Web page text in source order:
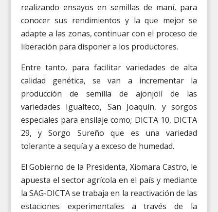
realizando ensayos en semillas de maní, para
conocer sus rendimientos y la que mejor se
adapte a las zonas, continuar con el proceso de
liberación para disponer a los productores.
Entre tanto, para facilitar variedades de alta
calidad genética, se van a incrementar la
producción de semilla de ajonjolí de las
variedades Igualteco, San Joaquín, y sorgos
especiales para ensilaje como; DICTA 10, DICTA
29, y Sorgo Sureño que es una variedad
tolerante a sequía y a exceso de humedad.
El Gobierno de la Presidenta, Xiomara Castro, le
apuesta el sector agrícola en el país y mediante
la SAG-DICTA se trabaja en la reactivación de las
estaciones experimentales a través de la